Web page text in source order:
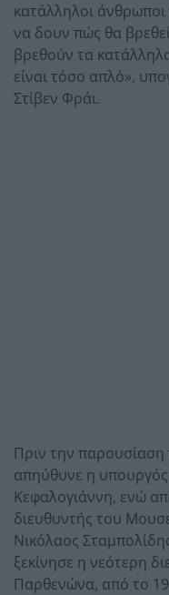
κατάλληλοι
να δουν πώς θα
βρεθούν τα
είναι τόσο απλό»,
Στίβεν Φράι.
Πριν την παρουσίαση
απηύθυνε η
Κεφαλογιάννη, ενώ
διευθυντής του
Νικόλαος
ξεκίνησε η νεότερη
Παρθενώνα, από το